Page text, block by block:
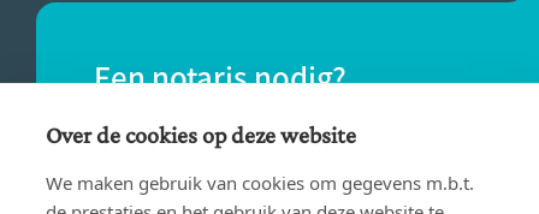
Een notaris nodig?
Vind eenvoudig een notaris bij jou in de
buurt.
Over de cookies op deze website
We maken gebruik van cookies om gegevens m.b.t.